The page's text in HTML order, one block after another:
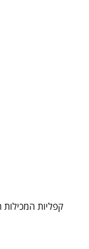
קפליות המכילות